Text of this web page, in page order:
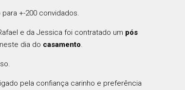
+-200 convidados.
e da Jessica foi contratado um pós
neste dia do casamento.
pela confiança carinho e preferência